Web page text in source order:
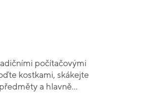
počítačovými
kostkami, skákejte
a hlavně
6 karet hrdinů, 6